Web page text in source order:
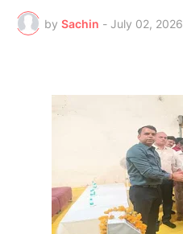
by Sachin - July 02, 2026